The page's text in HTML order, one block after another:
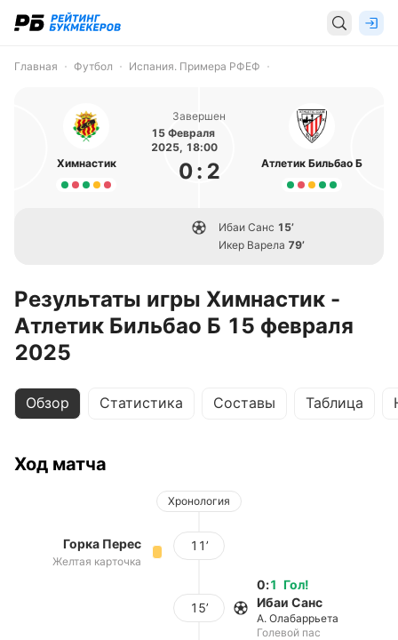
Главная Футбол Испания. Примера РФЕФ
Химнастик
Завершен
15 Февраля
2025, 18:00
0: 2 Атлетик Бильбао Б
Ибаи Санс 15’
Икер Варела 79’
Результаты игры Химнастик -
Атлетик Бильбао Б 15 февраля
2025
Обзор Статистика Составы Таблица
Ход матча
Хронология
Горка Перес
Желтая карточка
11’
15’
Гол!
0:1
Ибаи Санс
А. Олабаррьета
Голевой пас